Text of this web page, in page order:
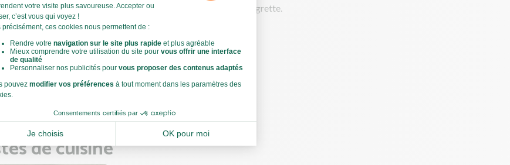
d'olive, salez, poivrez et mélangez bien pour obtenir une vinaigrette.
la menthe.
tomates cerises en 2.
concombre.
et les abricots en petits dés (0,5 cm environ).
l'assaisonnement si nécessaire.
Voir toute la recette
de cuisine